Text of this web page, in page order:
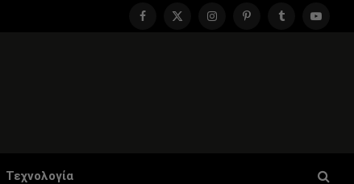
Facebook
X
InstagramPinterestTumblr
Τεχνολογία